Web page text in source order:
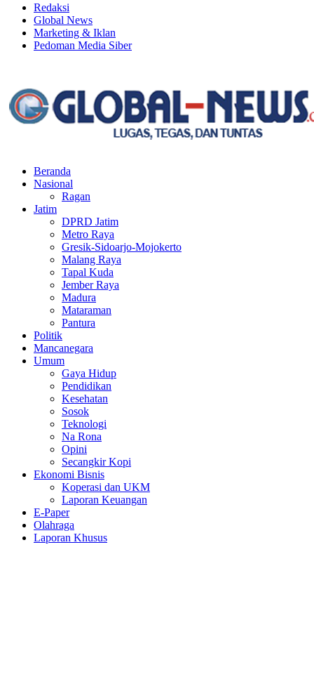
Redaksi
Global News
Marketing & Iklan
Pedoman Media Siber
Beranda
Nasional
Ragan
Jatim
DPRD Jatim
Metro Raya
Gresik-Sidoarjo-Mojokerto
Malang Raya
Tapal Kuda
Jember Raya
Madura
Mataraman
Pantura
Politik
Mancanegara
Umum
Gaya Hidup
Pendidikan
Kesehatan
Sosok
Teknologi
Na Rona
Opini
Secangkir Kopi
Ekonomi Bisnis
Koperasi dan UKM
Laporan Keuangan
E-Paper
Olahraga
Laporan Khusus